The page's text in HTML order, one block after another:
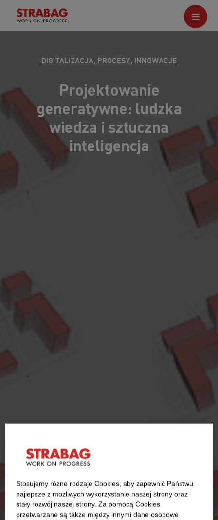
DIGITALIZACJA, PROCESY, INNOWACJE
Projektowanie
generatywne: ludzka
wiedza i sztuczna
inteligencja
Stosujemy różne rodzaje Cookies, aby zapewnić Państwu
najlepsze z możliwych wykorzystanie naszej strony oraz
stały rozwój naszej strony. Za pomocą Cookies
przetwarzane są także między innymi dane osobowe